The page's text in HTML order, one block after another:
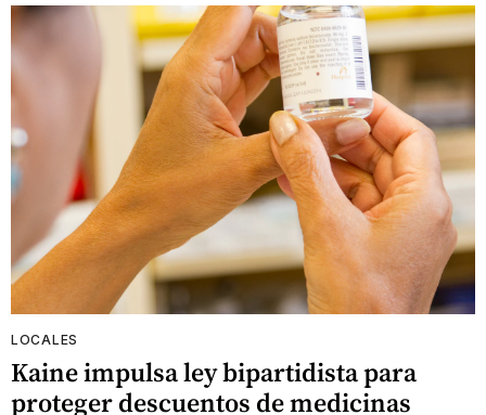
LOCALES
Kaine impulsa ley bipartidista para
proteger descuentos de medicinas